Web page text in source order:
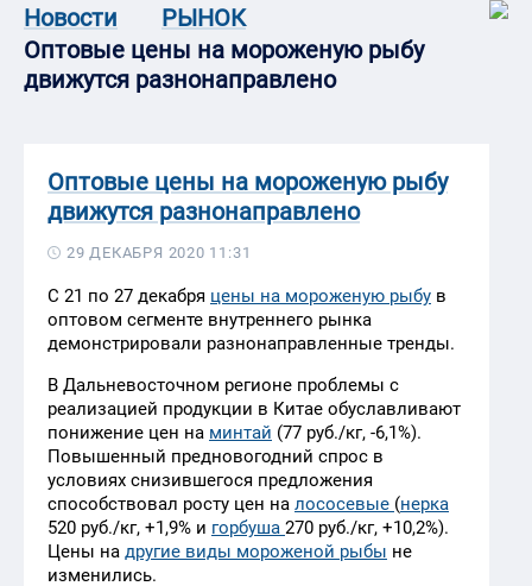
Новости
РЫНОК
Оптовые цены на мороженую рыбу
движутся разнонаправлено
Оптовые цены на мороженую рыбу
движутся разнонаправлено
29 ДЕКАБРЯ 2020 11:31
С 21 по 27 декабря цены на мороженую рыбу в
оптовом сегменте внутреннего рынка
демонстрировали разнонаправленные тренды.
В Дальневосточном регионе проблемы с
реализацией продукции в Китае обуславливают
понижение цен на минтай (77 руб./кг, -6,1%).
Повышенный предновогодний спрос в
условиях снизившегося предложения
способствовал росту цен на лососевые (нерка
520 руб./кг, +1,9% и горбуша 270 руб./кг, +10,2%).
Цены на другие виды мороженой рыбы не
изменились.